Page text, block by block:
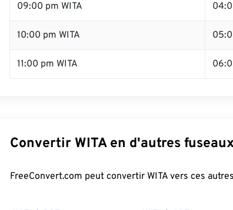
09:00 pm WITA
10:00 pm WITA
11:00 pm WITA
Convertir WITA en d'autres
FreeConvert.com peut convertir WITA vers ces